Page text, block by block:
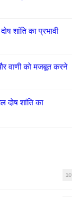
शांति का प्रभावी
और वाणी को मजबूत करने
दोष शांति का
10